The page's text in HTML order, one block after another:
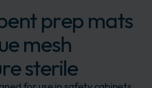
prep mats
mesh
sterile